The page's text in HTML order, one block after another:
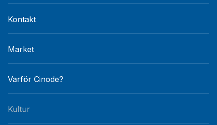
Kontakt
Market
Varför Cinode?
Kultur